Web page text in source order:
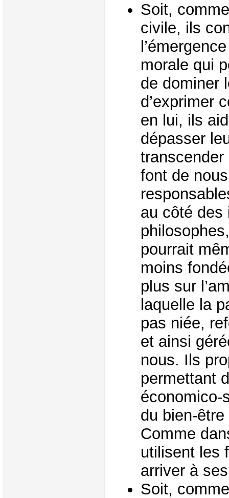
Soit,
civile, ils
morale qui
de dominer
d’exprimer
en lui, ils
dépasser
transcender
font de
au côté des
pourrait
moins
plus sur
laquelle la
pas niée,
et ainsi
nous. Ils
permettant
économico-
du bien-
Comme
utilisent les
arriver à
Soit,